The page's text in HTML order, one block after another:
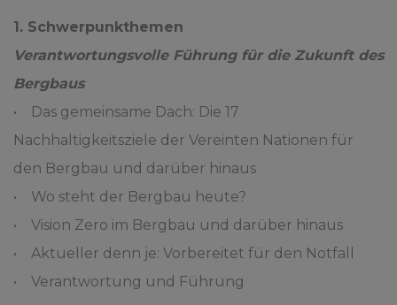
1. Schwerpunkthemen
Verantwortungsvolle Führung für die Zukunft des
Bergbaus
• Das gemeinsame Dach: Die 17
Nachhaltigkeitsziele der Vereinten Nationen für
den Bergbau und darüber hinaus
• Wo steht der Bergbau heute?
• Vision Zero im Bergbau und darüber hinaus
• Aktueller denn je: Vorbereitet für den Notfall
• Verantwortung und Führung